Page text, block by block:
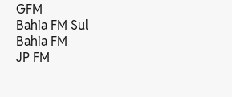
GFM
Bahia FM Sul
Bahia FM
JP FM